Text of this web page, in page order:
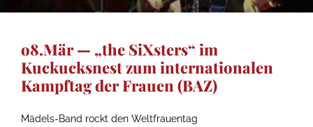
o8.Mär — „the SiXsters“ im
Kuckucksnest zum internationalen
Kampftag der Frauen (BAZ)
Mädels-Band rockt den Weltfrauentag